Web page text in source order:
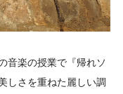
音楽の授業で『帰れソ
しさを重ねた麗しい調